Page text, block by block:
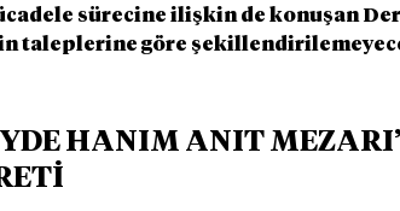
sürecine ilişkin de konuşan
taleplerine göre
HANIM ANIT